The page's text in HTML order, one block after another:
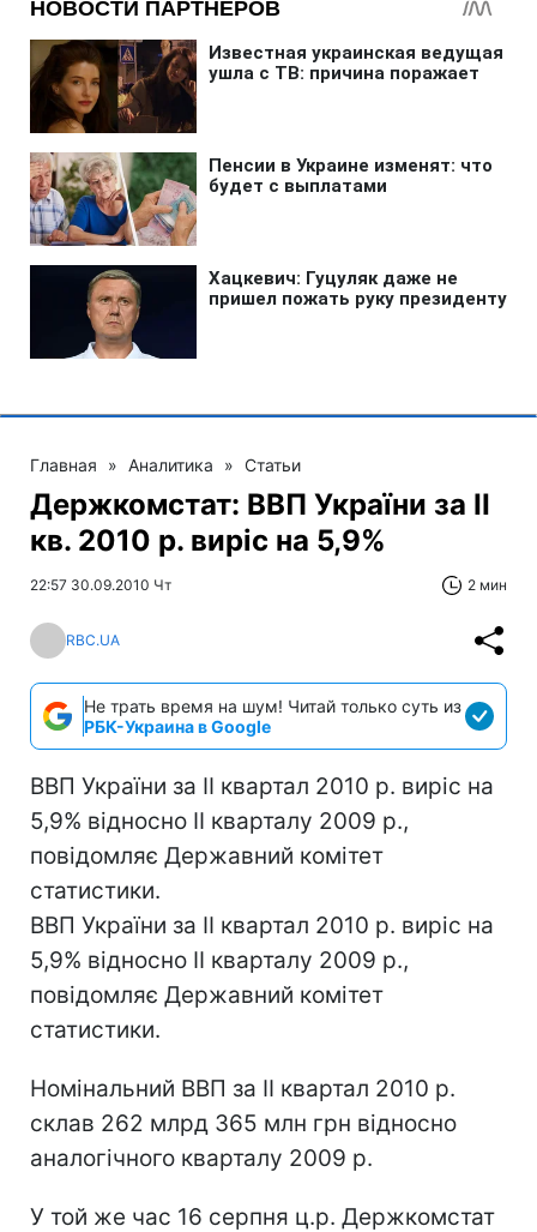
Главная » Аналитика » Статьи
Держкомстат: ВВП України за II
кв. 2010 р. виріс на 5,9%
22:57 30.09.2010 Чт 2 мин
RBC.UA
Не трать время на шум! Читай только суть из
РБК-Украина в Google
ВВП України за II квартал 2010 р. виріс на
5,9% відносно II кварталу 2009 р.,
повідомляє Державний комітет
статистики.
ВВП України за II квартал 2010 р. виріс на
5,9% відносно II кварталу 2009 р.,
повідомляє Державний комітет
статистики.
Номінальний ВВП за II квартал 2010 р.
склав 262 млрд 365 млн грн відносно
аналогічного кварталу 2009 р.
У той же час 16 серпня ц.р. Держкомстат